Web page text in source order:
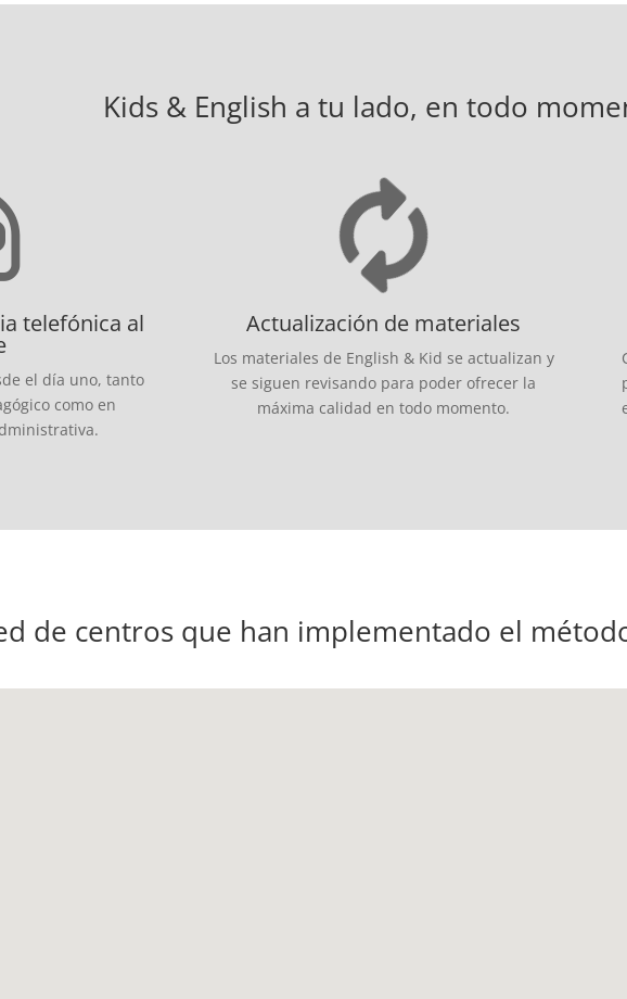
Kids & English a tu lado, en todo
telefónica al
el día uno, tanto
como en
Actualización de materiales
Los materiales de English & Kid se actualizan y
se siguen revisando para poder ofrecer la
máxima calidad en todo momento.
de centros que han implementado el